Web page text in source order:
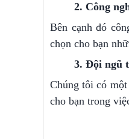
2. Công
Bên cạnh đó
chọn cho bạn
3. Đội ngũ
Chúng tôi có
cho bạn trong